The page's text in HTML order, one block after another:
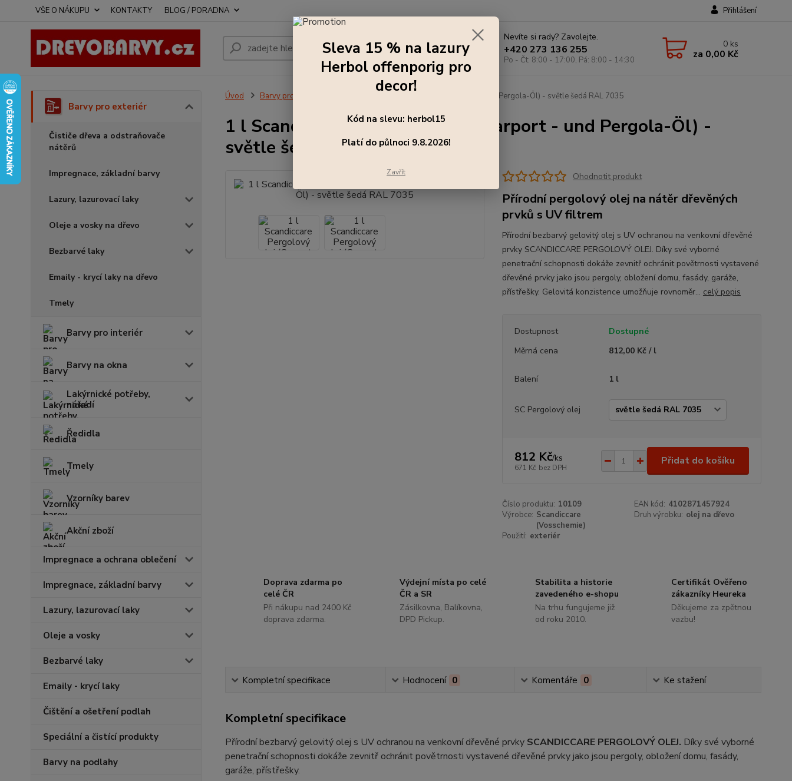
VŠE O NÁKUPU KONTAKTY BLOG / PORADNA Přihlášení
Hledat
Nevíte si rady? Zavolejte.
+420 273 136 255
Po - Čt: 8:00 - 17:00, Pá: 8:00 - 14:30
0 ks
za 0,00 Kč
Barvy pro exteriér
Čističe dřeva a odstraňovače
nátěrů
Impregnace, základní barvy
Lazury, lazurovací laky
Oleje a vosky na dřevo
Bezbarvé laky
Emaily - krycí laky na dřevo
Tmely
Barvy pro interiér
Barvy na okna
Lakýrnické potřeby,
nářadí
Ředidla
Tmely
Vzorníky barev
Akční zboží
Impregnace a ochrana oblečení
Impregnace, základní barvy
Lazury, lazurovací laky
Oleje a vosky
Bezbarvé laky
Emaily - krycí laky
Čištění a ošetření podlah
Speciální a čistící produkty
Barvy na podlahy
Úvod Barvy pro exteriér 1 l Scandiccare Pergolový olej (Carport - und Pergola-Öl) - světle šedá RAL 7035
1 l Scandiccare Pergolový olej (Carport - und Pergola-Öl) -
světle šedá RAL 7035
Ohodnotit produkt
Přírodní pergolový olej na nátěr dřevěných
prvků s UV filtrem
Přírodní bezbarvý gelovitý olej s UV ochranou na venkovní dřevěné
prvky SCANDICCARE PERGOLOVÝ OLEJ. Díky své vyborné
penetrační schopnosti dokáže zevnitř ochránit povětrnosti vystavené
dřevěné prvky jako jsou pergoly, obložení domu, fasády, garáže,
přístřešky. Gelovitá konzistence umožňuje rovnoměr... celý popis
Dostupnost
Dostupné
Měrná cena
812,00 Kč / l
Balení 1 l
SC Pergolový olej
812 Kč/ks
671 Kč bez DPH
Přidat do košíku
Číslo produktu: 10109 EAN kód: 4102871457924
Výrobce: Scandiccare
(Vosschemie)
Druh výrobku: olej na dřevo
Použití: exteriér
Doprava zdarma po
celé ČR
Při nákupu nad 2400 Kč
doprava zdarma.
Výdejní místa po celé
ČR a SR
Zásilkovna, Balíkovna,
DPD Pickup.
Stabilita a historie
zavedeného e-shopu
Na trhu fungujeme již
od roku 2010.
Certifikát Ověřeno
zákazníky Heureka
Děkujeme za zpětnou
vazbu!
Kompletní specifikace Hodnocení 0 Komentáře 0 Ke stažení
Kompletní specifikace
Přírodní bezbarvý gelovitý olej s UV ochranou na venkovní dřevěné prvky SCANDICCARE PERGOLOVÝ OLEJ. Díky své vyborné
penetrační schopnosti dokáže zevnitř ochránit povětrnosti vystavené dřevěné prvky jako jsou pergoly, obložení domu, fasády,
garáže, přístřešky.
Sleva 15 % na lazury
Herbol offenporig pro
decor!
Kód na slevu: herbol15
Platí do půlnoci 9.8.2026!
Zavřít